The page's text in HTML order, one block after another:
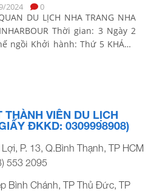
2024 0
DU LỊCH NHA TRANG NHA
Thời gian: 3 Ngày 2
ngồi Khởi hành: Thứ 5 KHÁCH
VIÊN DU LỊCH
ĐKKD: 0309998908)
P. 13, Q.Bình Thạnh, TP HCM
553 2095
Bình Chánh, TP Thủ Đức, TP